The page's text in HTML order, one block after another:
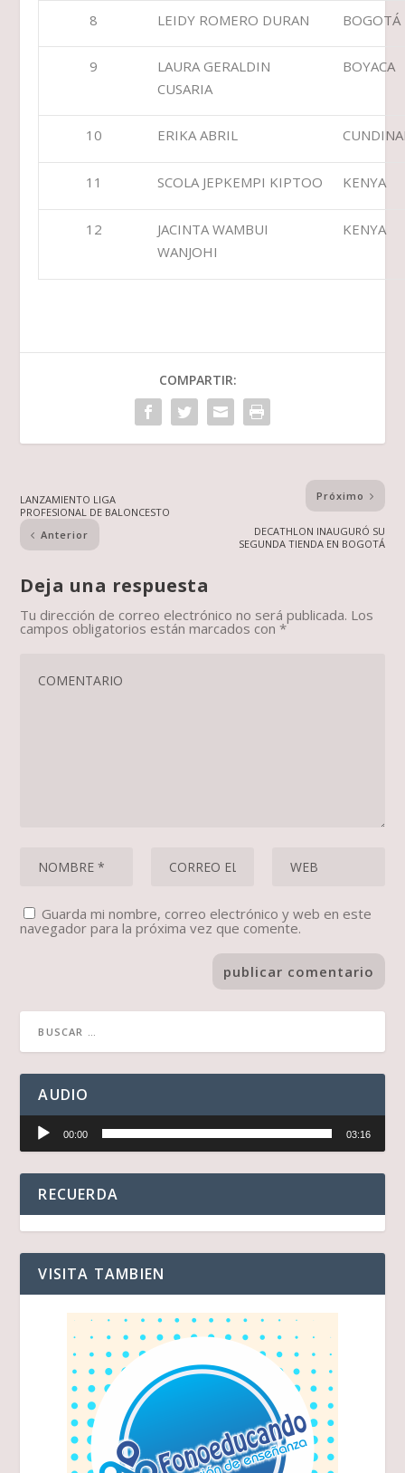
8 LEIDY ROMERO DURAN BOGOTÁ
9
LAURA GERALDIN
CUSARIA
BOYACA
10 ERIKA ABRIL
11 SCOLA JEPKEMPI KIPTOO KENYA
12
JACINTA WAMBUI
WANJOHI
KENYA
COMPARTIR:
LANZAMIENTO LIGA
PROFESIONAL DE BALONCESTO
Anterior
Próximo
DECATHLON INAUGURÓ SU
SEGUNDA TIENDA EN BOGOTÁ
Deja una respuesta
Tu dirección de correo electrónico no será publicada. Los
campos obligatorios están marcados con*
Guarda mi nombre, correo electrónico y web en este
navegador para la próxima vez que comente.
AUDIO
Reproductor
audio
00:00 03:16
RECUERDA
VISITA TAMBIEN